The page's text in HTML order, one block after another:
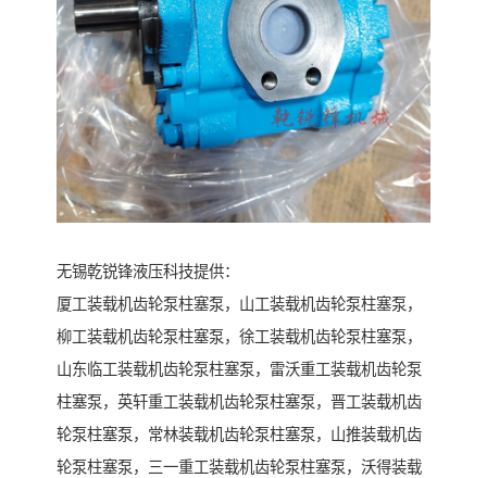
无锡乾锐锋液压科技提供：
厦工装载机齿轮泵柱塞泵，山工装载机齿轮泵柱塞泵，
柳工装载机齿轮泵柱塞泵，徐工装载机齿轮泵柱塞泵，
山东临工装载机齿轮泵柱塞泵，雷沃重工装载机齿轮泵
柱塞泵，英轩重工装载机齿轮泵柱塞泵，晋工装载机齿
轮泵柱塞泵，常林装载机齿轮泵柱塞泵，山推装载机齿
轮泵柱塞泵，三一重工装载机齿轮泵柱塞泵，沃得装载